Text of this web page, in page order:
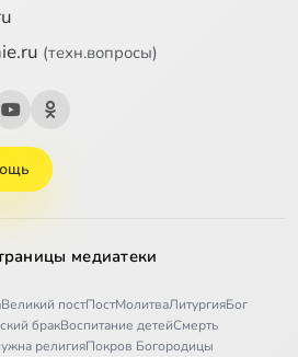
(техн.вопросы)
медиатеки
Великий постПостМолитваЛитургияБог
бракВоспитание детейСмерть
религияПокров Богородицы